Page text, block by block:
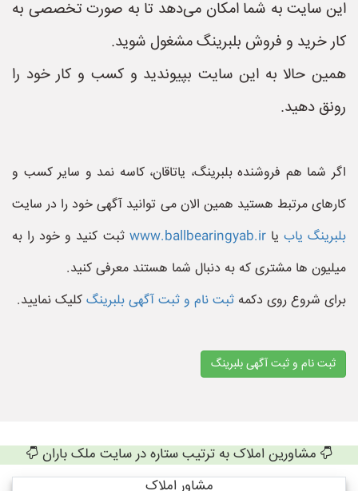
این سایت به شما امکان می‌دهد تا به صورت تخصصی به
کار خرید و فروش بلبرینگ مشغول شوید.
همین حالا به این سایت بپیوندید و کسب و کار خود را
رونق دهید.
اگر شما هم فروشنده بلبرینگ، یاتاقان، کاسه نمد و سایر کسب و
کارهای مرتبط هستید همین الان می توانید آگهی خود را در سایت
بلبرینگ یاب یاwww.ballbearingyab.ir ثبت کنید و خود را به
میلیون ها مشتری که به دنبال شما هستند معرفی کنید.
برای شروع روی دکمه ثبت نام و ثبت آگهی بلبرینگ کلیک نمایید.
ثبت نام و ثبت آگهی بلبرینگ
مشاورین املاک به ترتیب ستاره در سایت ملک باران
مشاور املاک